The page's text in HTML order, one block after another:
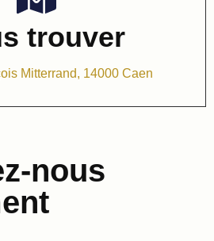
trouver
Mitterrand, 14000 Caen
nous